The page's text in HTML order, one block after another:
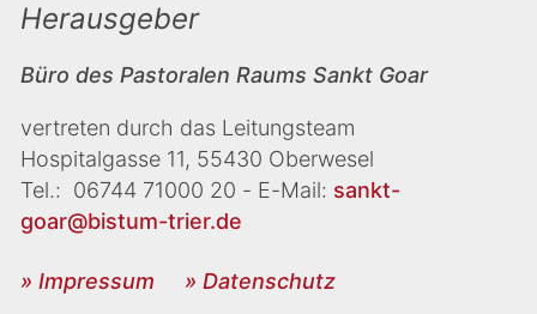
Herausgeber
Büro des Pastoralen Raums Sankt Goar
vertreten durch das Leitungsteam
Hospitalgasse 11, 55430 Oberwesel
Tel.: 06744 71000 20 - E-Mail: sankt-
goar@bistum-trier.de
» Impressum » Datenschutz